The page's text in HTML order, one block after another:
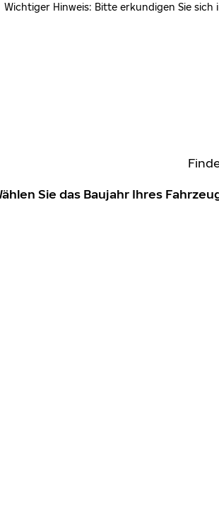
Wichtiger Hinweis: Bitte erkundigen Sie
Sie das Baujahr Ihres